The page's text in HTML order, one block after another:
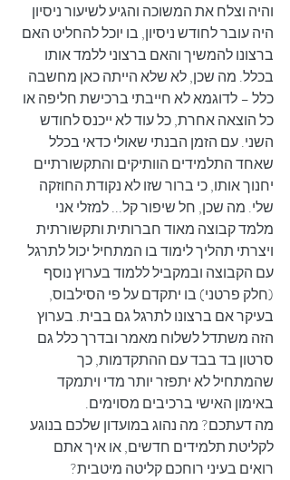
והיה וצלח את המשוכה והגיע לשיעור ניסיון
היה עובר לחודש ניסיון, בו יוכל להחליט האם
ברצונו להמשיך והאם ברצוני ללמד אותו
בכלל. מה שכן, לא שלא הייתה כאן מחשבה
כלל – לדוגמא לא חייבתי ברכישת חליפה או
כל הוצאה אחרת, כל עוד לא ייכנס לחודש
השני. עם הזמן הבנתי שאולי כדאי בכלל
שאחד התלמידים הוותיקים והתקשורתיים
יחנוך אותו, כי ברור שזו לא נקודת החוזקה
שלי. מה שכן, חל שיפור קל... למזלי אני
מלמד קבוצה מאוד חברותית ותקשורתית
ויצרתי תהליך לימוד בו המתחיל יכול לתרגל
עם הקבוצה ובמקביל ללמוד בערוץ נוסף
(חלק פרטני) בו יתקדם על פי הסילבוס,
בעיקר אם ברצונו לתרגל גם בבית. בערוץ
הזה משתדל לשלוח מאמר ובדרך כלל גם
סרטון בד בבד עם ההתקדמות, כך
שהמתחיל לא יתפזר יותר מדי ויתמקד
באימון האישי ברכיבים מסוימים.
מה דעתכם? מה נהוג במועדון שלכם בנוגע
לקליטת תלמידים חדשים, או איך אתם
רואים בעיני רוחכם קליטה מיטבית?